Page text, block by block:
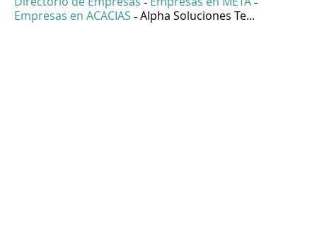
Empresas en ACACIAS - Alpha Soluciones Te...